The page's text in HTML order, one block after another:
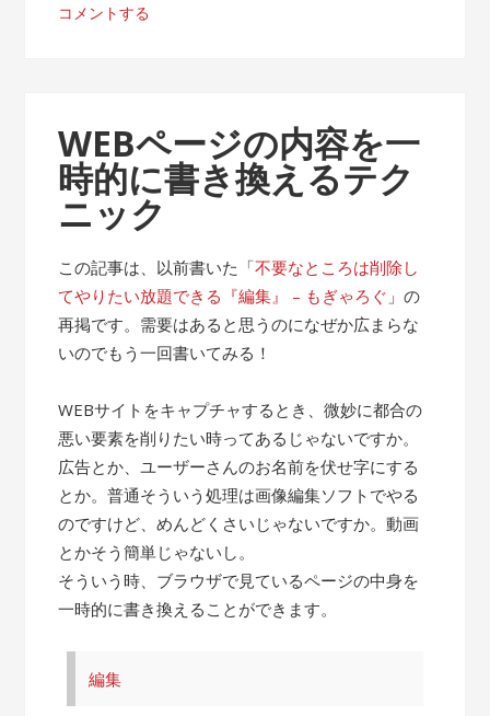
コメントする
WEBページの内容を一
時的に書き換えるテク
ニック
この記事は、以前書いた「不要なところは削除し
てやりたい放題できる『編集』 – もぎゃろぐ 」の
再掲です。需要はあると思うのになぜか広まらな
いのでもう一回書いてみる！
WEBサイトをキャプチャするとき、微妙に都合の
悪い要素を削りたい時ってあるじゃないですか。
広告とか、ユーザーさんのお名前を伏せ字にする
とか。普通そういう処理は画像編集ソフトでやる
のですけど、めんどくさいじゃないですか。動画
とかそう簡単じゃないし。
そういう時、ブラウザで見ているページの中身を
一時的に書き換えることができます。
編集